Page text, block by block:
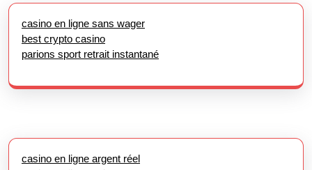
casino en ligne sans wager
best crypto casino
parions sport retrait instantané
casino en ligne argent réel